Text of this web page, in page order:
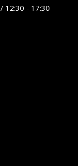
12:30 - 17:30